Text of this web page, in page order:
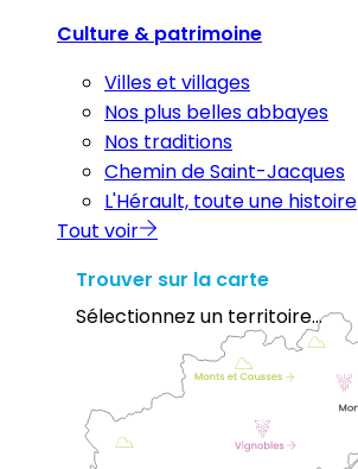
Culture & patrimoine
Villes et villages
Nos plus belles abbayes
Nos traditions
Chemin de Saint-Jacques
L'Hérault, toute une histoire
Tout voir
Trouver sur la carte
Sélectionnez un territoire...